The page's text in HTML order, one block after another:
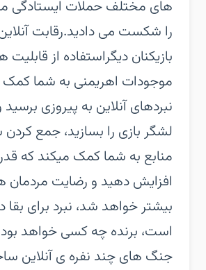
های مختلف حملات ایستادگی
را شکست می دادید.رقابت
بازیکنان دیگراستفاده از
موجودات اهریمنی به شما کمک
نبردهای آنلاین به پیروزی
لشگر بازی را بسازید، جمع
منابع به شما کمک میکند که
افزایش دهید و رضایت مردمان
بیشتر خواهد شد، نبرد برای بقا
است، برنده چه کسی خواهد
جنگ های چند نفره ی آنلاین